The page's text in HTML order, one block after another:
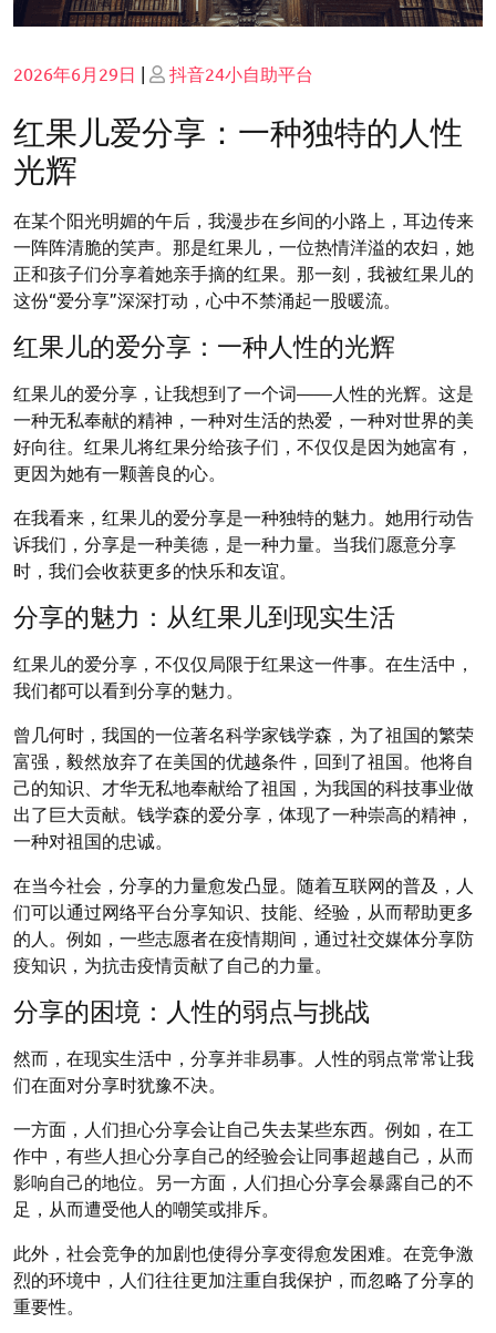
Posted
2026年6月29日 | Posted
抖音24小自助平台
红果儿爱分享：一种独特的人性
光辉
在某个阳光明媚的午后，我漫步在乡间的小路上，耳边传来
一阵阵清脆的笑声。那是红果儿，一位热情洋溢的农妇，她
正和孩子们分享着她亲手摘的红果。那一刻，我被红果儿的
这份“爱分享”深深打动，心中不禁涌起一股暖流。
红果儿的爱分享：一种人性的光辉
红果儿的爱分享，让我想到了一个词——人性的光辉。这是
一种无私奉献的精神，一种对生活的热爱，一种对世界的美
好向往。红果儿将红果分给孩子们，不仅仅是因为她富有，
更因为她有一颗善良的心。
在我看来，红果儿的爱分享是一种独特的魅力。她用行动告
诉我们，分享是一种美德，是一种力量。当我们愿意分享
时，我们会收获更多的快乐和友谊。
分享的魅力：从红果儿到现实生活
红果儿的爱分享，不仅仅局限于红果这一件事。在生活中，
我们都可以看到分享的魅力。
曾几何时，我国的一位著名科学家钱学森，为了祖国的繁荣
富强，毅然放弃了在美国的优越条件，回到了祖国。他将自
己的知识、才华无私地奉献给了祖国，为我国的科技事业做
出了巨大贡献。钱学森的爱分享，体现了一种崇高的精神，
一种对祖国的忠诚。
在当今社会，分享的力量愈发凸显。随着互联网的普及，人
们可以通过网络平台分享知识、技能、经验，从而帮助更多
的人。例如，一些志愿者在疫情期间，通过社交媒体分享防
疫知识，为抗击疫情贡献了自己的力量。
分享的困境：人性的弱点与挑战
然而，在现实生活中，分享并非易事。人性的弱点常常让我
们在面对分享时犹豫不决。
一方面，人们担心分享会让自己失去某些东西。例如，在工
作中，有些人担心分享自己的经验会让同事超越自己，从而
影响自己的地位。另一方面，人们担心分享会暴露自己的不
足，从而遭受他人的嘲笑或排斥。
此外，社会竞争的加剧也使得分享变得愈发困难。在竞争激
烈的环境中，人们往往更加注重自我保护，而忽略了分享的
重要性。